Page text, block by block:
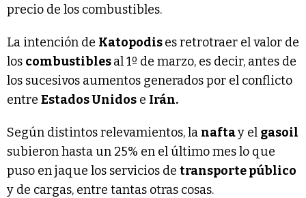
precio de los combustibles.
La intención de Katopodises retrotraer el valor de
los combustiblesal 1º de marzo, es decir, antes de
los sucesivos aumentos generados por el conflicto
entre Estados Unidos e Irán.
Según distintos relevamientos, la naftay el gasoil
subieron hasta un 25% en el último mes lo que
puso en jaque los servicios de transporte público
y de cargas, entre tantas otras cosas.